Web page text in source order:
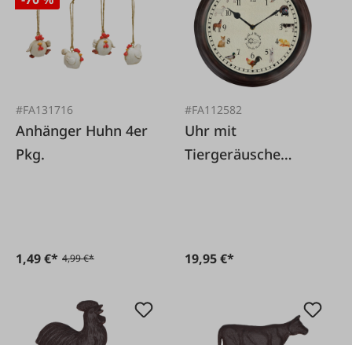
#FA131716
Anhänger Huhn 4er
Pkg.
1,49 €* 4,99 €*
#FA112582
Uhr mit
Tiergeräusche
19,95 €*